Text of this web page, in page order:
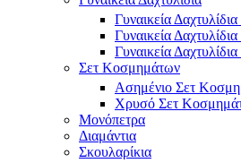
Γυναικεία
Γυναικεία
Γυναικεία
Σετ Κοσμημάτων
Ασημένιο Σετ
Χρυσό Σετ
Μονόπετρα
Διαμάντια
Σκουλαρίκια